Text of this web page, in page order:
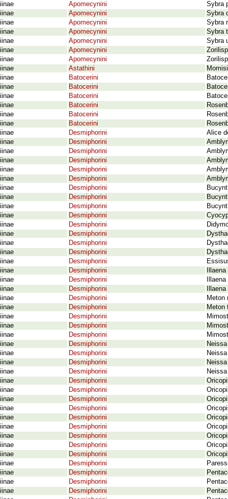
Apomecynini
Sybra
Apomecynini
Sybra
Apomecynini
Sybra
Apomecynini
Sybra
Apomecynini
Sybra
Apomecynini
Apomecynini
Astathini
Batocerini
Batocerini
Batocerini
Batocerini
Batocerini
Batocerini
Desmiphorini
Alice
Desmiphorini
Desmiphorini
Desmiphorini
Desmiphorini
Desmiphorini
Desmiphorini
Desmiphorini
Desmiphorini
Desmiphorini
Desmiphorini
Desmiphorini
Desmiphorini
Desmiphorini
Desmiphorini
Desmiphorini
Desmiphorini
Desmiphorini
Desmiphorini
Meton
Desmiphorini
Meton
Desmiphorini
Desmiphorini
Desmiphorini
Desmiphorini
Desmiphorini
Desmiphorini
Desmiphorini
Desmiphorini
Desmiphorini
Desmiphorini
Desmiphorini
Desmiphorini
Desmiphorini
Desmiphorini
Desmiphorini
Desmiphorini
Desmiphorini
Desmiphorini
Desmiphorini
Desmiphorini